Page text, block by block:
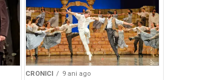
CRONICI 9 ani ago